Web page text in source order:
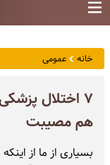
خانه عمومی
۷ اختلال
هم مصیبت
بسیاری از ما از